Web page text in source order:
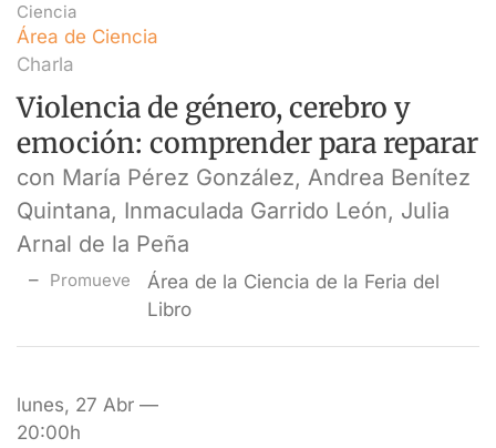
Ciencia
Área de Ciencia
Charla
Violencia de género, cerebro y
emoción: comprender para reparar
con María Pérez González, Andrea Benítez
Quintana, Inmaculada Garrido León, Julia
Arnal de la Peña
Promueve
Área de la Ciencia de la Feria del
Libro
lunes, 27 Abr —
20:00h